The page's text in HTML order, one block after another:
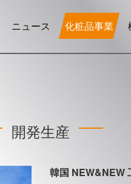
ニュース 化粧品事業
開発生産
韓国 NEW&NEW